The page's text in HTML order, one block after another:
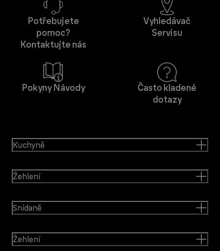
Potřebujete
pomoc?
Kontaktujte nás
Vyhledávač
Servisu
Pokyny Návody
Často kladené
dotazy
Kuchyně
Žehlení
Snídaně
Žehlení